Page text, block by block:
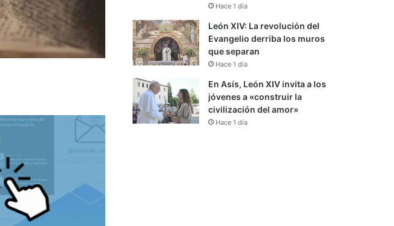
Hace 1 día
León XIV: La revolución del
Evangelio derriba los muros
que separan
Hace 1 día
En Asís, León XIV invita a los
jóvenes a «construir la
civilización del amor»
Hace 1 día